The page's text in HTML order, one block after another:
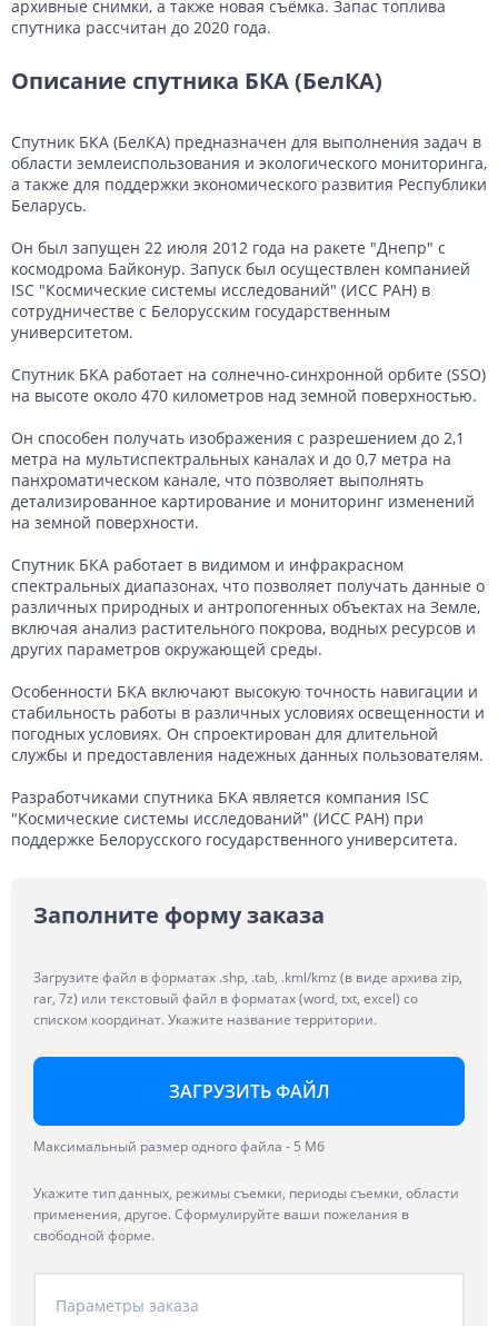
архивные снимки, а также новая съёмка. Запас топлива
спутника рассчитан до 2020 года.
Описание спутника БКА (БелКА)
Спутник БКА (БелКА) предназначен для выполнения задач в
области землеиспользования и экологического мониторинга,
а также для поддержки экономического развития Республики
Беларусь.
Он был запущен 22 июля 2012 года на ракете "Днепр" с
космодрома Байконур. Запуск был осуществлен компанией
ISC "Космические системы исследований" (ИСС РАН) в
сотрудничестве с Белорусским государственным
университетом.
Спутник БКА работает на солнечно-синхронной орбите (SSO)
на высоте около 470 километров над земной поверхностью.
Он способен получать изображения с разрешением до 2,1
метра на мультиспектральных каналах и до 0,7 метра на
панхроматическом канале, что позволяет выполнять
детализированное картирование и мониторинг изменений
на земной поверхности.
Спутник БКА работает в видимом и инфракрасном
спектральных диапазонах, что позволяет получать данные о
различных природных и антропогенных объектах на Земле,
включая анализ растительного покрова, водных ресурсов и
других параметров окружающей среды.
Особенности БКА включают высокую точность навигации и
стабильность работы в различных условиях освещенности и
погодных условиях. Он спроектирован для длительной
службы и предоставления надежных данных пользователям.
Разработчиками спутника БКА является компания ISC
"Космические системы исследований" (ИСС РАН) при
поддержке Белорусского государственного университета.
Заполните форму заказа
Загрузите файл в форматах .shp, .tab, .kml/kmz (в виде архива zip,
rar, 7z) или текстовый файл в форматах (word, txt, excel) со
списком координат. Укажите название территории.
ЗАГРУЗИТЬ ФАЙЛ
Максимальный размер одного файла - 5 Мб
Укажите тип данных, режимы съемки, периоды съемки, области
применения, другое. Сформулируйте ваши пожелания в
свободной форме.
Параметры заказа